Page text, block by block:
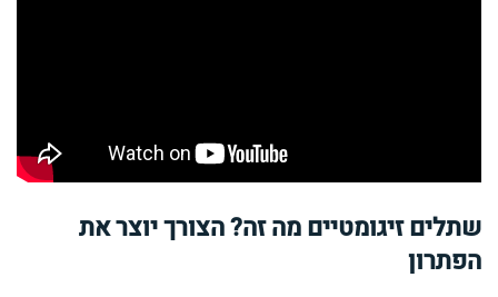
שתלים זיגומטיים מה זה? הצורך יוצר את
הפתרון